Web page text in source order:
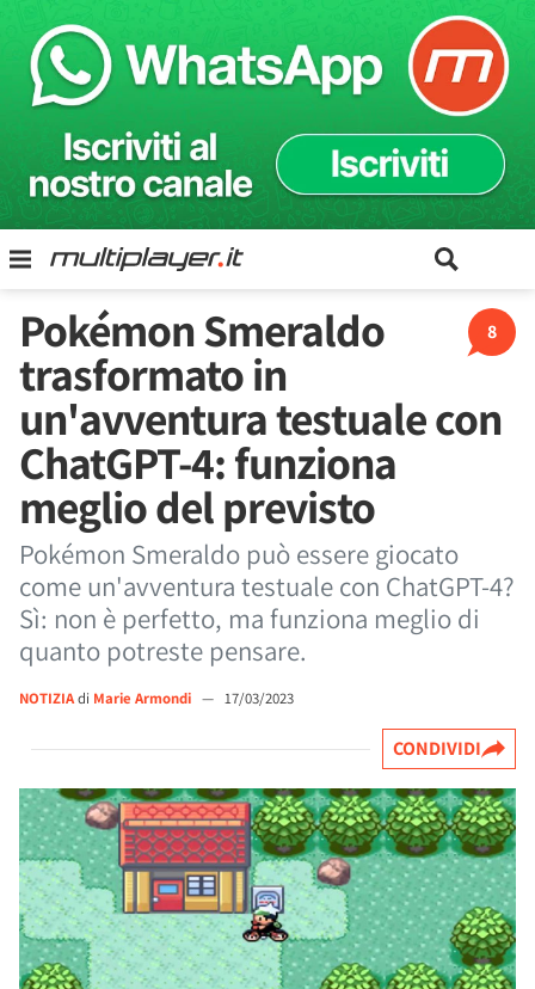
8
Pokémon Smeraldo
trasformato in
un'avventura testuale con
ChatGPT-4: funziona
meglio del previsto
Pokémon Smeraldo può essere giocato
come un'avventura testuale con ChatGPT-4?
Sì: non è perfetto, ma funziona meglio di
quanto potreste pensare.
NOTIZIAdi Marie Armondi — 17/03/2023
CONDIVIDI